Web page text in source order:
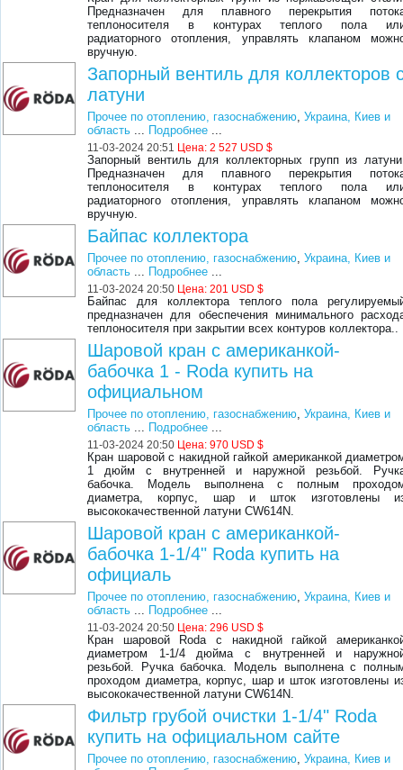
Предназначен для плавного перекрытия
теплоносителя в контурах теплого пола
радиаторного отопления, управлять клапаном
вручную.
Запорный вентиль для коллекторов
латуни
Прочее по отоплению, газоснабжению,Украина, Киев и
область ... Подробнее ...
11-03-2024 20:51 Цена:2 527 USD $
Запорный вентиль для коллекторных групп из
Предназначен для плавного перекрытия
теплоносителя в контурах теплого пола
радиаторного отопления, управлять клапаном
вручную.
Байпас коллектора
Прочее по отоплению, газоснабжению,Украина, Киев и
область ... Подробнее ...
11-03-2024 20:50 Цена:201 USD $
Байпас для коллектора теплого пола
предназначен для обеспечения минимального
теплоносителя при закрытии всех контуров коллектора..
Шаровой кран с американкой-
бабочка 1 - Roda купить на
официальном
Прочее по отоплению, газоснабжению,Украина, Киев и
область ... Подробнее ...
11-03-2024 20:50 Цена:970 USD $
Кран шаровой с накидной гайкой американкой
1 дюйм с внутренней и наружной резьбой.
бабочка. Модель выполнена с полным
диаметра, корпус, шар и шток изготовлены
высококачественной латуни CW614N.
Шаровой кран с американкой-
бабочка 1-1/4" Roda купить на
официаль
Прочее по отоплению, газоснабжению,Украина, Киев и
область ... Подробнее ...
11-03-2024 20:50 Цена:296 USD $
Кран шаровой Roda с накидной гайкой
диаметром 1-1/4 дюйма с внутренней и
резьбой. Ручка бабочка. Модель выполнена с
проходом диаметра, корпус, шар и шток изготовлены
высококачественной латуни CW614N.
Фильтр грубой очистки 1-1/4" Roda
купить на официальном сайте
Прочее по отоплению, газоснабжению,Украина, Киев и